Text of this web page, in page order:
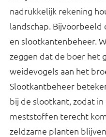
nadrukkelijk rekening
landschap.
en slootkantenbeheer.
zeggen dat de boer het
weidevogels aan het
Slootkantbeheer
bij de slootkant, zodat
meststoffen terecht
zeldzame planten